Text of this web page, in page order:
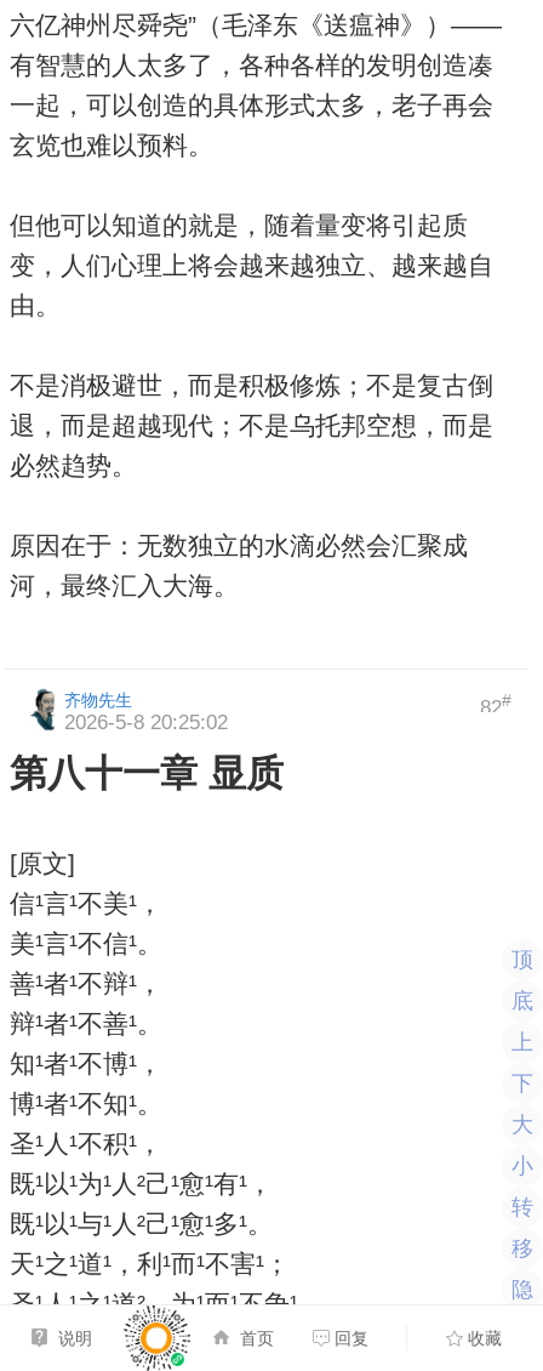
六亿神州尽舜尧”（毛泽东《送瘟神》）——
有智慧的人太多了，各种各样的发明创造凑
一起，可以创造的具体形式太多，老子再会
玄览也难以预料。
但他可以知道的就是，随着量变将引起质
变，人们心理上将会越来越独立、越来越自
由。
不是消极避世，而是积极修炼；不是复古倒
退，而是超越现代；不是乌托邦空想，而是
必然趋势。
原因在于：无数独立的水滴必然会汇聚成
河，最终汇入大海。
82#
齐物先生
2026-5-8 20:25:02
第八十一章 显质
[原文]
信¹言¹不美¹，
美¹言¹不信¹。
善¹者¹不辩¹，
辩¹者¹不善¹。
知¹者¹不博¹，
博¹者¹不知¹。
圣¹人¹不积¹，
既¹以¹为¹人²己¹愈¹有¹，
既¹以¹与¹人²己¹愈¹多¹。
天¹之¹道¹，利¹而¹不害¹；
圣¹人¹之¹道²，为¹而¹不争¹。
说明 首页 回复 收藏
顶
底
上
下
大
小
转
移
隐